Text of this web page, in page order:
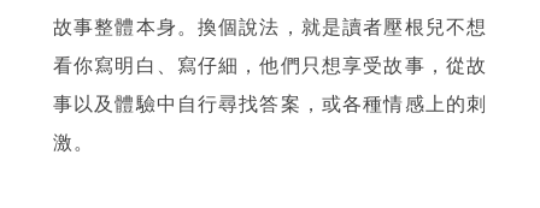
故事整體本身。換個說法，就是讀者壓根兒不想
看你寫明白、寫仔細，他們只想享受故事，從故
事以及體驗中自行尋找答案，或各種情感上的刺
激。